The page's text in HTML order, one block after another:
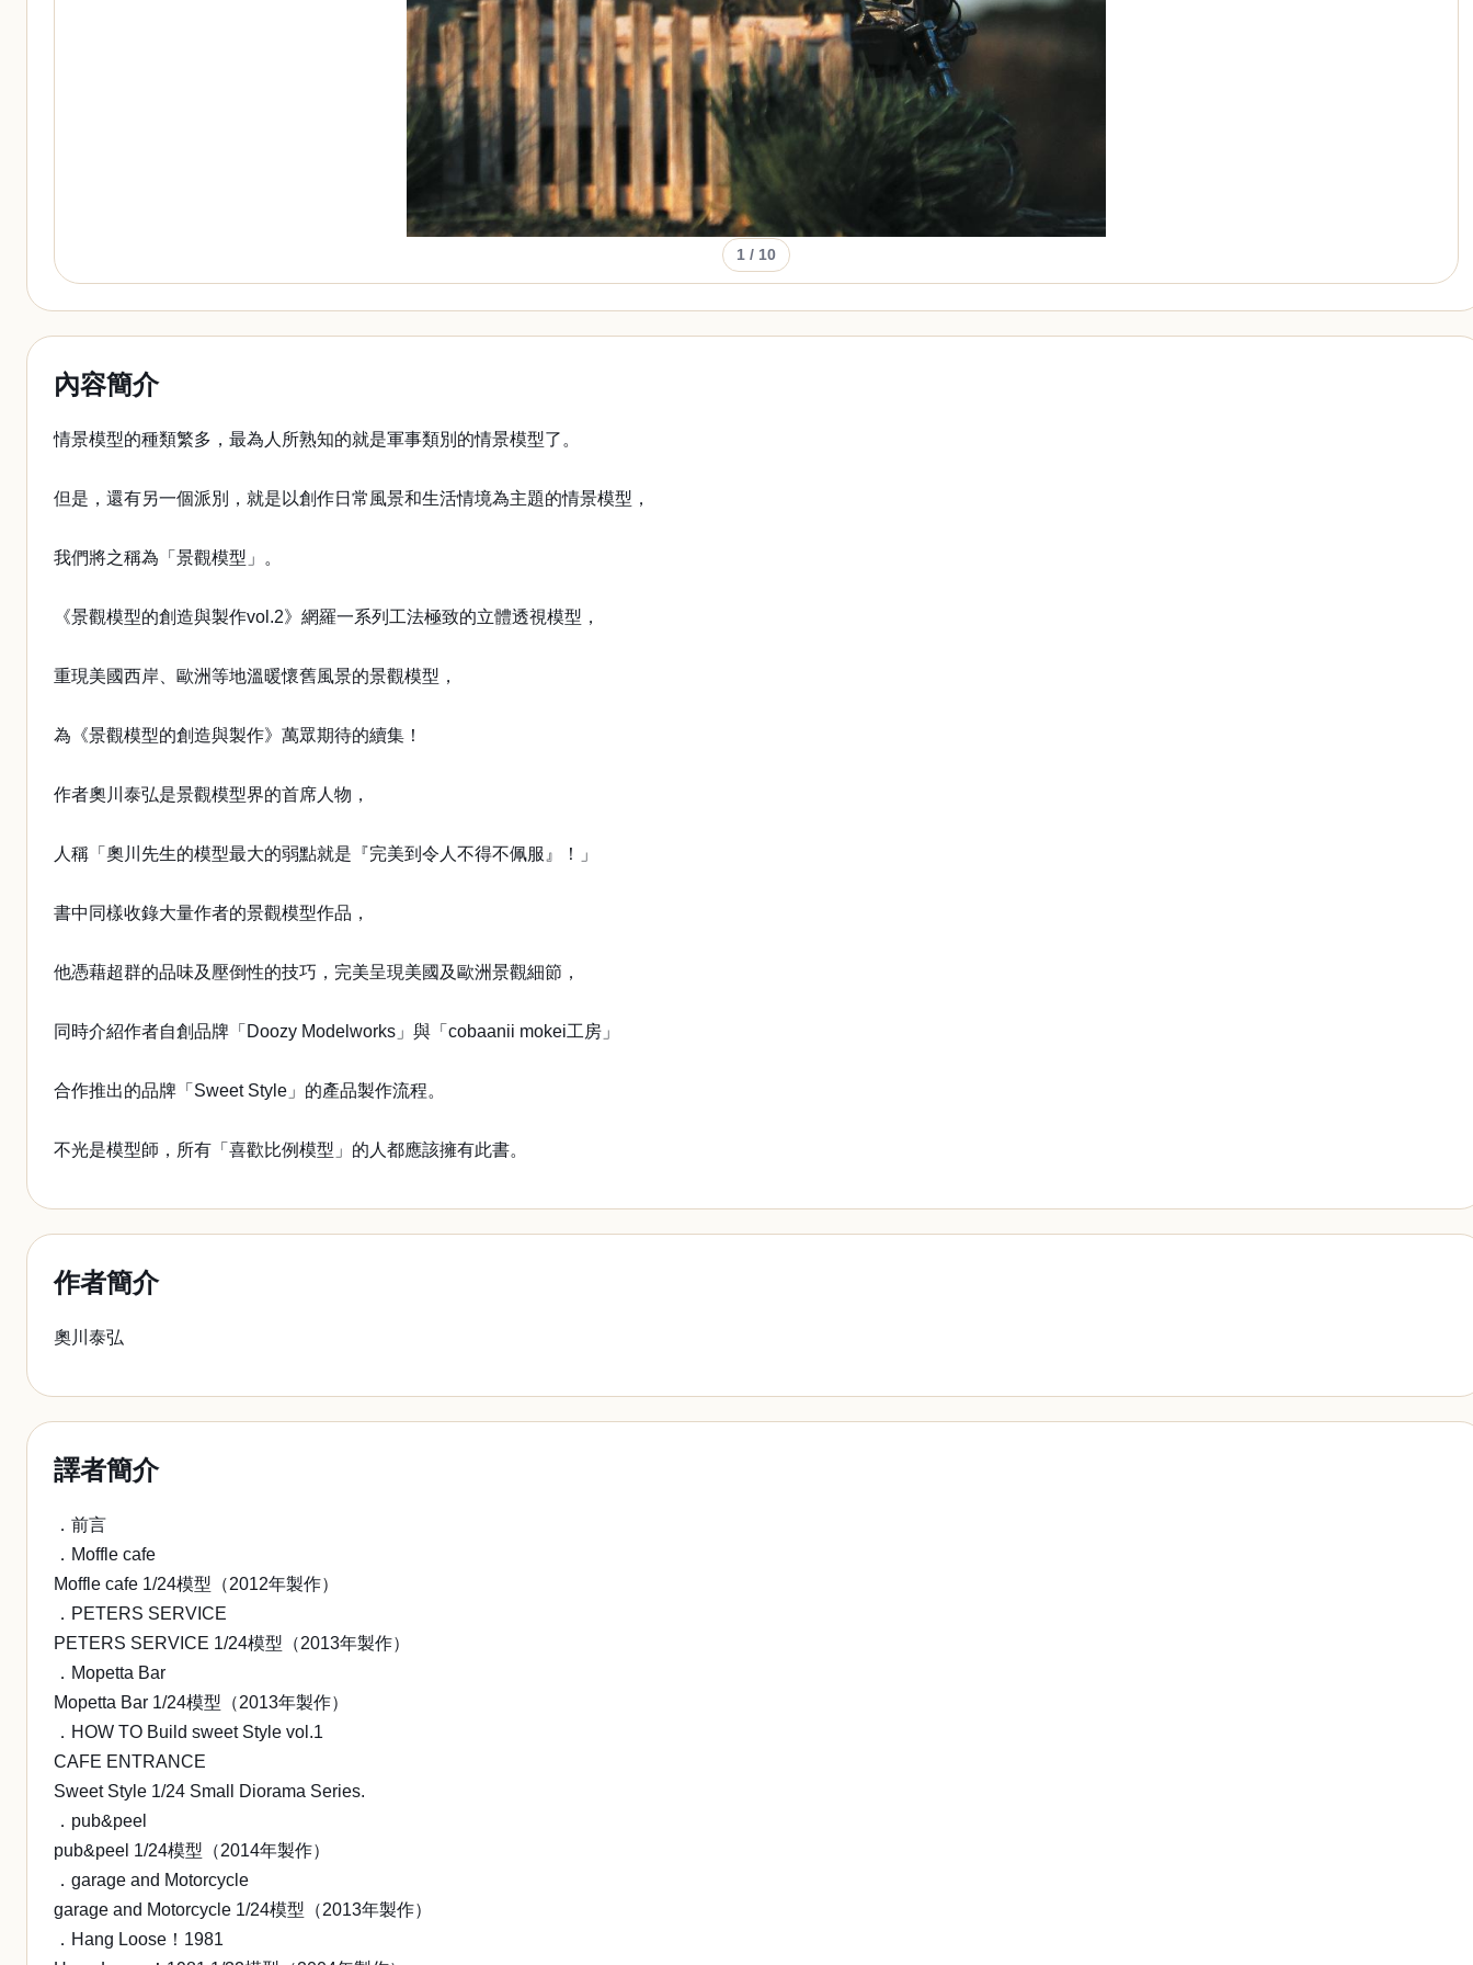
1 / 10
內容簡介
情景模型的種類繁多，最為人所熟知的就是軍事類別的情景模型了。
但是，還有另一個派別，就是以創作日常風景和生活情境為主題的情景模型，
我們將之稱為「景觀模型」。
《景觀模型的創造與製作vol.2》網羅一系列工法極致的立體透視模型，
重現美國西岸、歐洲等地溫暖懷舊風景的景觀模型，
為《景觀模型的創造與製作》萬眾期待的續集！
作者奧川泰弘是景觀模型界的首席人物，
人稱「奧川先生的模型最大的弱點就是『完美到令人不得不佩服』！」
書中同樣收錄大量作者的景觀模型作品，
他憑藉超群的品味及壓倒性的技巧，完美呈現美國及歐洲景觀細節，
同時介紹作者自創品牌「Doozy Modelworks」與「cobaanii mokei工房」
合作推出的品牌「Sweet Style」的產品製作流程。
不光是模型師，所有「喜歡比例模型」的人都應該擁有此書。
作者簡介
奧川泰弘
譯者簡介
．前言
．Moffle cafe
Moffle cafe 1/24模型（2012年製作）
．PETERS SERVICE
PETERS SERVICE 1/24模型（2013年製作）
．Mopetta Bar
Mopetta Bar 1/24模型（2013年製作）
．HOW TO Build sweet Style vol.1
CAFE ENTRANCE
Sweet Style 1/24 Small Diorama Series.
．pub&peel
pub&peel 1/24模型（2014年製作）
．garage and Motorcycle
garage and Motorcycle 1/24模型（2013年製作）
．Hang Loose！1981